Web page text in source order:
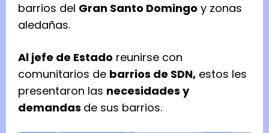
barrios del Gran Santo Domingo y zonas
aledañas.
Al jefe de Estado reunirse con
comunitarios de barrios de SDN, estos les
presentaron las necesidades y
demandas de sus barrios.